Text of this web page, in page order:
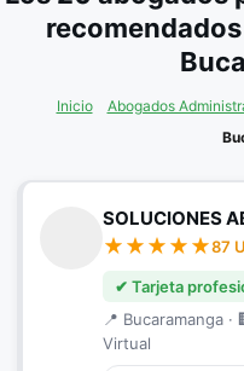
Inicio Abogados
SOLUCIONES
87
✔ Tarjeta
📍 Bucaramanga ·
Virtual